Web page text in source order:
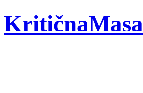
KritičnaMasa